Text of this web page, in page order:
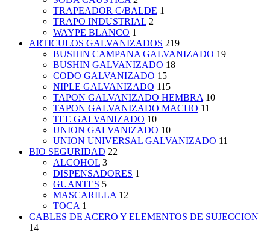
TRAPEADOR C/BALDE 1
TRAPO INDUSTRIAL 2
WAYPE BLANCO 1
ARTICULOS GALVANIZADOS 219
BUSHIN CAMPANA GALVANIZADO 19
BUSHIN GALVANIZADO 18
CODO GALVANIZADO 15
NIPLE GALVANIZADO 115
TAPON GALVANIZADO HEMBRA 10
TAPON GALVANIZADO MACHO 11
TEE GALVANIZADO 10
UNION GALVANIZADO 10
UNION UNIVERSAL GALVANIZADO 11
BIO SEGURIDAD 22
ALCOHOL 3
DISPENSADORES 1
GUANTES 5
MASCARILLA 12
TOCA 1
CABLES DE ACERO Y ELEMENTOS DE SUJECCION
14